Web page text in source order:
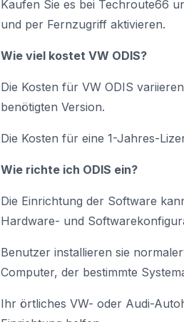
Kaufen Sie es bei Techroute66
und per Fernzugriff aktivieren.
Wie viel kostet VW ODIS?
Die Kosten für VW ODIS
benötigten Version.
Die Kosten für eine 1-Jahres-
Wie richte ich ODIS ein?
Die Einrichtung der Software
Hardware- und
Benutzer installieren sie
Computer, der bestimmte
Ihr örtliches VW- oder Audi-